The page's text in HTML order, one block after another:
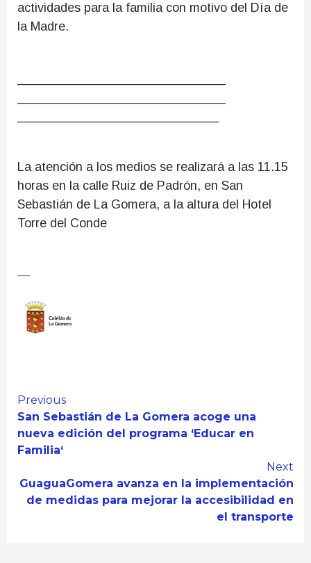
actividades para la familia con motivo del Día de
la Madre.
La atención a los medios se realizará a las 11.15
horas en la calle Ruiz de Padrón, en San
Sebastián de La Gomera, a la altura del Hotel
Torre del Conde
—
Continue
Reading
Previous
San Sebastián de La Gomera acoge una
nueva edición del programa ‘Educar en
Familia‘
Next
GuaguaGomera avanza en la implementación
de medidas para mejorar la accesibilidad en
el transporte